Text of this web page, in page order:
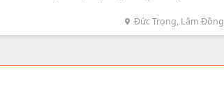
Đức Trọng, Lâm Đồng